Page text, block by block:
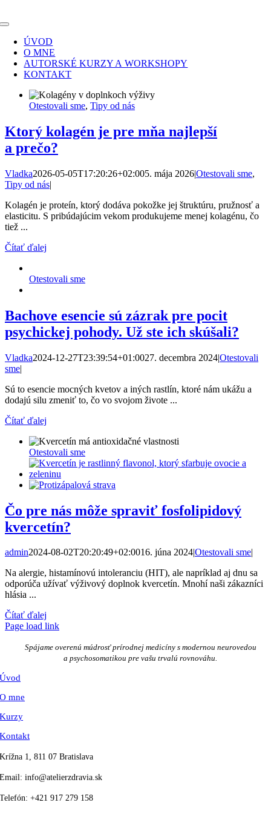
to
Toggle
Navigation
ÚVOD
O MNE
AUTORSKÉ KURZY A WORKSHOPY
KONTAKT
Otestovali sme, Tipy od nás
Ktorý kolagén je pre mňa najlepší
a prečo?
Vladka2026-05-05T17:20:26+02:005. mája 2026|Otestovali sme,
Tipy od nás|
Kolagén je proteín, ktorý dodáva pokožke jej štruktúru, pružnosť a
elasticitu. S pribúdajúcim vekom produkujeme menej kolagénu, čo
tiež ...
Čítať ďalej
Otestovali sme
Bachove esencie sú zázrak pre pocit
psychickej pohody. Už ste ich skúšali?
Vladka2024-12-27T23:39:54+01:0027. decembra 2024|Otestovali
sme|
Sú to esencie mocných kvetov a iných rastlín, ktoré nám ukážu a
dodajú silu zmeniť to, čo vo svojom živote ...
Čítať ďalej
Otestovali sme
Čo pre nás môže spraviť fosfolipidový
kvercetín?
admin2024-08-02T20:20:49+02:0016. júna 2024|Otestovali sme|
Na alergie, histamínovú intoleranciu (HIT), ale napríklad aj dnu sa
odporúča užívať výživový doplnok kvercetín. Mnohí naši zákazníci
hlásia ...
Čítať ďalej
Spájame overenú múdrosť prírodnej medicíny s modernou neurovedou
a psychosomatikou pre vašu trvalú rovnováhu.
Úvod
O mne
Kurzy
Kontakt
Krížna 1, 811 07 Bratislava
Email: info@atelierzdravia.sk
Telefón: +421 917 279 158
Page load link